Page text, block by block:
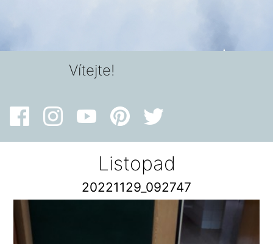
Vítejte!
Listopad
20221129_092747